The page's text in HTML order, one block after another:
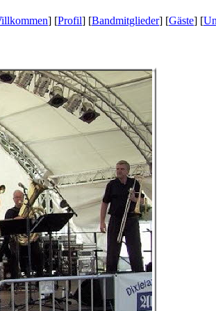
] [Profil] [Bandmitglieder] [Gäste] [